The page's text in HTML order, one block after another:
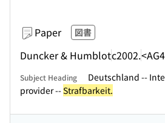
Paper 図書
Duncker & Humblotc2002.
Subject Heading
Deutschland --
provider --Strafbarkeit.